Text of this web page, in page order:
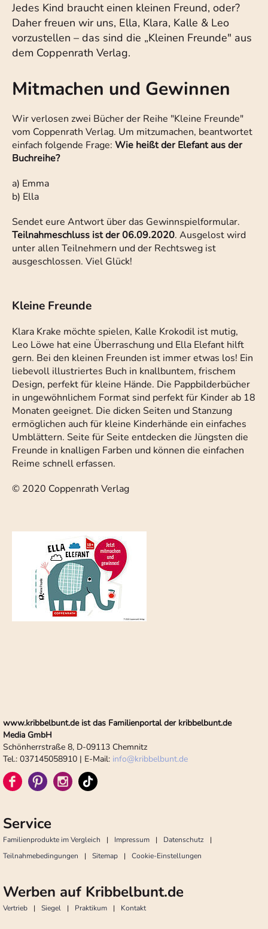
Jedes Kind braucht einen kleinen Freund, oder?
Daher freuen wir uns, Ella, Klara, Kalle & Leo
vorzustellen – das sind die „Kleinen Freunde" aus
dem Coppenrath Verlag.
Mitmachen und Gewinnen
Wir verlosen zwei Bücher der Reihe "Kleine Freunde"
vom Coppenrath Verlag. Um mitzumachen, beantwortet
einfach folgende Frage: Wie heißt der Elefant aus der
Buchreihe?
a) Emma
b) Ella
Sendet eure Antwort über das Gewinnspielformular.
Teilnahmeschluss ist der 06.09.2020. Ausgelost wird
unter allen Teilnehmern und der Rechtsweg ist
ausgeschlossen. Viel Glück!
Kleine Freunde
Klara Krake möchte spielen, Kalle Krokodil ist mutig,
Leo Löwe hat eine Überraschung und Ella Elefant hilft
gern. Bei den kleinen Freunden ist immer etwas los! Ein
liebevoll illustriertes Buch in knallbuntem, frischem
Design, perfekt für kleine Hände. Die Pappbilderbücher
in ungewöhnlichem Format sind perfekt für Kinder ab 18
Monaten geeignet. Die dicken Seiten und Stanzung
ermöglichen auch für kleine Kinderhände ein einfaches
Umblättern. Seite für Seite entdecken die Jüngsten die
Freunde in knalligen Farben und können die einfachen
Reime schnell erfassen.
© 2020 Coppenrath Verlag
www.kribbelbunt.de ist das Familienportal der kribbelbunt.de
Media GmbH
Schönherrstraße 8, D-09113 Chemnitz
Tel.: 037145058910 | E-Mail: info@kribbelbunt.de
Service
Familienprodukte im Vergleich Impressum
Datenschutz
Teilnahmebedingungen
Sitemap Cookie-Einstellungen
Werben auf Kribbelbunt.de
Vertrieb Siegel Praktikum Kontakt